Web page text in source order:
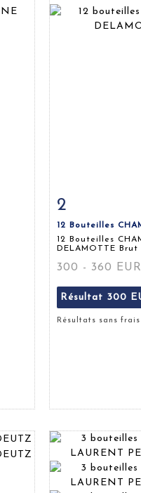
Fiche détaillée
2
12 Bouteilles
12 Bouteilles
DELAMOTTE Brut
300 - 360 EUR
Résultat 300
Résultats sans frais